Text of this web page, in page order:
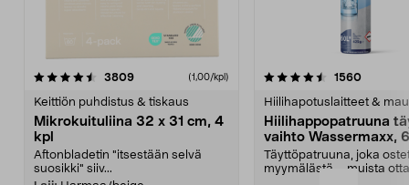
3809arvostelut (1,00/kpl)
Keittiön puhdistus & tiskaus
Mikrokuituliina 32 x 31 cm, 4
kpl
Aftonbladetin "itsestään selvä
suosikki" siiv...
4.5viidestä
1560
Hiilihapotuslaitteet &
Hiilihappopatruuna
vaihto Wassermaxx,
Täyttöpatruuna, joka
myymälästä – muista
4.5viidestä